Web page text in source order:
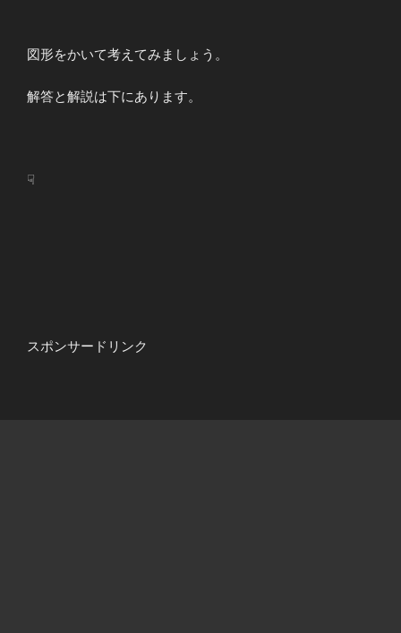
図形をかいて考えてみましょう。
解答と解説は下にあります。
☟
スポンサードリンク